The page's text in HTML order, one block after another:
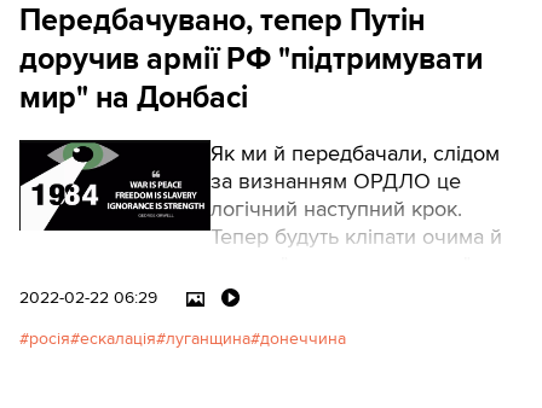
Передбачувано, тепер Путін
доручив армії РФ "підтримувати
мир" на Донбасі
Як ми й передбачали, слідом
за визнанням ОРДЛО це
логічний наступний крок.
Тепер будуть кліпати очима й
Оруелл би плакав.
2022-02-22 06:29
росія ескалація луганщина донеччина